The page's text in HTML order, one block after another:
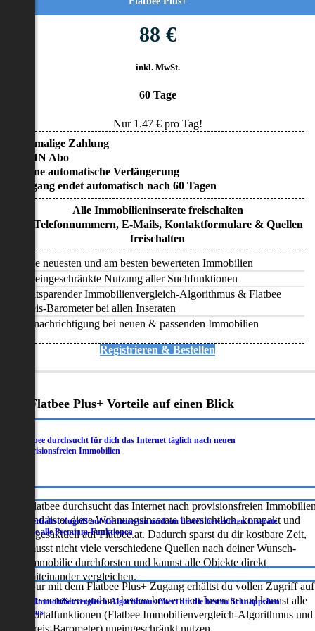
88 €
inkl. MwSt.
60 Tage
Nur 1.47€ pro Tag!
• Einmalige Zahlung
• KEIN Abo
• Keine automatische Verlängerung
• Zugang endet automatisch nach 60 Tagen
Alle Immobilieninserate freischalten
Alle Telefonnummern, E-Mails, Kontaktformulare & Quellen
freischalten
Alle neuesten und am besten bewerteten Immobilien
Uneingeschränkte Nutzung aller Suchfunktionen
Zeitsparender Immobilienvergleich-Algorithmus & Flatbee
Preis-Barometer bei allen Inseraten
Benachrichtigung bei neuen & passenden Immobilien
Registrieren & Bestellen
Flatbee Plus+ Vorteile auf einen Blick
Flatbee durchsucht für dich das Internet täglich nach neuen
provisionsfreien Immobilien
Flatbee durchsucht das Internet nach provisionsfreien
und listet diese Wohnungsinserate übersichtlich, kompakt und
tagesaktuell auf Flatbee.at. Dadurch sparst du dir kostbare Zeit,
musst nicht viele verschiedene Quellen nach deiner Wunsch-
Immobilie durchforsten und kannst alle Objekte direkt
miteinander vergleichen.
Du erhältst Zugriff auf die neuesten und am besten bewerteten Inserate
sowie alle Premium-Funktionen
Nur mit dem Flatbee Plus+ Zugang erhältst du vollen Zugriff auf
die neuesten und am besten bewerteten Inserate und kannst alle
Portalfunktionen (Flatbee Immobilienvergleich-Algorithmus und
Der Immobilienvergleich-Algorithmus filtert dir die besten Schnäppchen
heraus